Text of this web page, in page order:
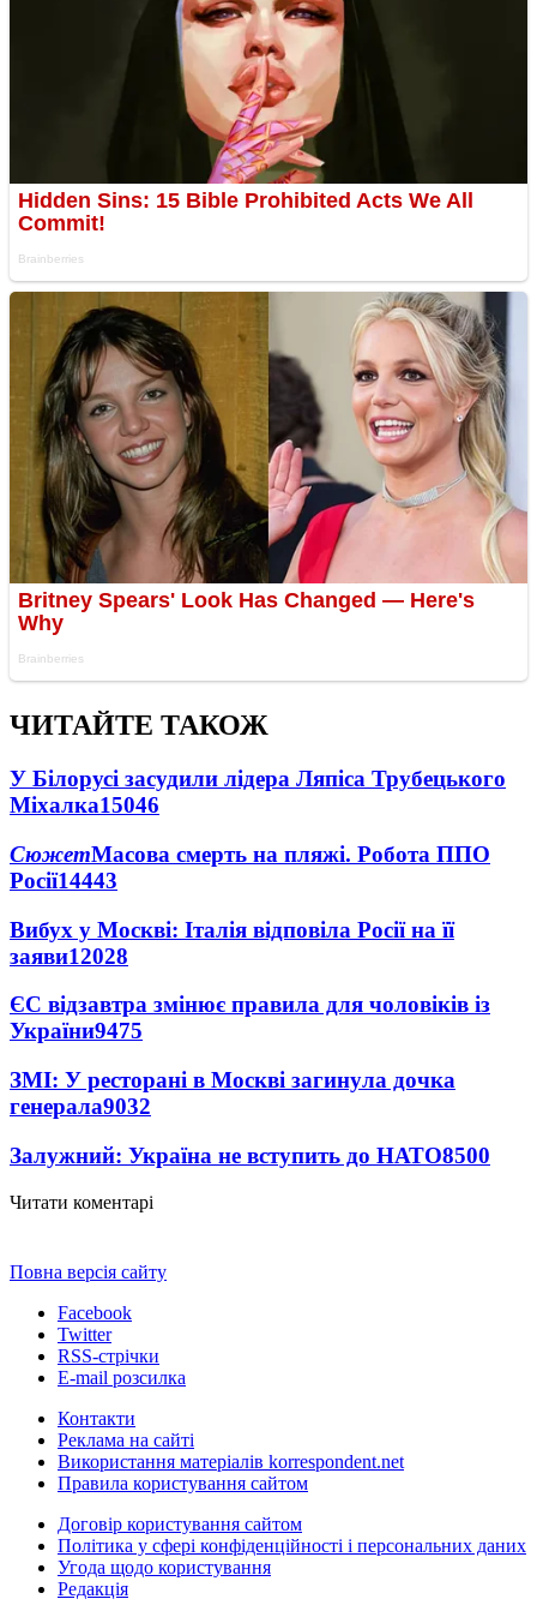
ЧИТАЙТЕ ТАКОЖ
У Білорусі засудили лідера Ляпіса Трубецького
Міхалка15046
СюжетМасова смерть на пляжі. Робота ППО
Росії14443
Вибух у Москві: Італія відповіла Росії на її
заяви12028
ЄС відзавтра змінює правила для чоловіків із
України9475
ЗМІ: У ресторані в Москві загинула дочка
генерала9032
Залужний: Україна не вступить до НАТО8500
Читати коментарі
Повна версія сайту
Facebook
Twitter
RSS-стрічки
E-mail розсилка
Контакти
Реклама на сайті
Використання матеріалів korrespondent.net
Правила користування сайтом
Договір користування сайтом
Політика у сфері конфіденційності і персональних даних
Угода щодо користування
Редакція